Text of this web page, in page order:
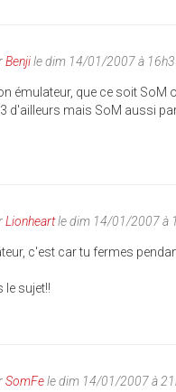
Benjile dim 14/01/2007 à
émulateur, que ce soit SoM
d'ailleurs mais SoM aussi
Lionheartle dim 14/01/2007 à
c'est car tu fermes
le sujet!!
SomFele dim 14/01/2007 à